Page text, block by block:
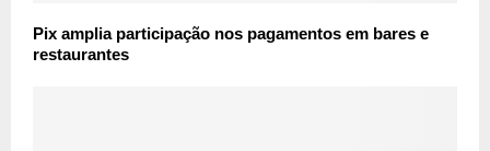
Pix amplia participação nos pagamentos em bares e
restaurantes